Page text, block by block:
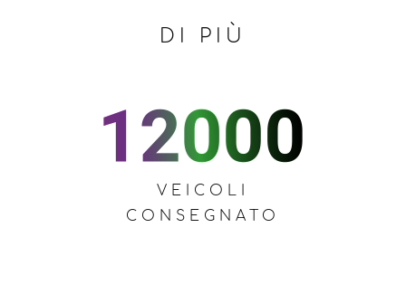
DI PIÙ
VEICOLI
CONSEGNATO